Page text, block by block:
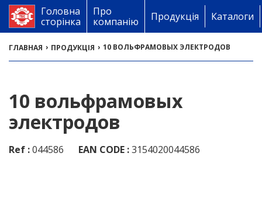
Головна
сторінка
Про
компанію
Продукція Каталоги
ГЛАВНАЯ › ПРОДУКЦІЯ › 10 ВОЛЬФРАМОВЫХ ЭЛЕКТРОДОВ
10 вольфрамовых
электродов
Ref :044586 EAN CODE :3154020044586